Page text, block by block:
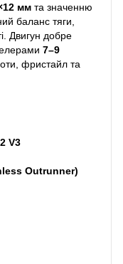
мм та значенню
баланс тяги,
Двигун добре
7–9
фристайл та
V3
Outrunner)